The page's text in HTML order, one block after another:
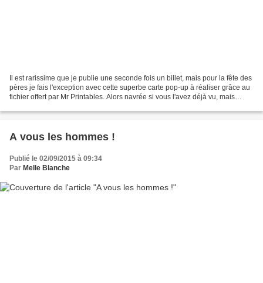
Il est rarissime que je publie une seconde fois un billet, mais pour la fête des
pères je fais l'exception avec cette superbe carte pop-up à réaliser grâce au
fichier offert par Mr Printables. Alors navrée si vous l'avez déjà vu, mais
A vous les hommes !
Publié le 02/09/2015 à 09:34
Par Melle Blanche